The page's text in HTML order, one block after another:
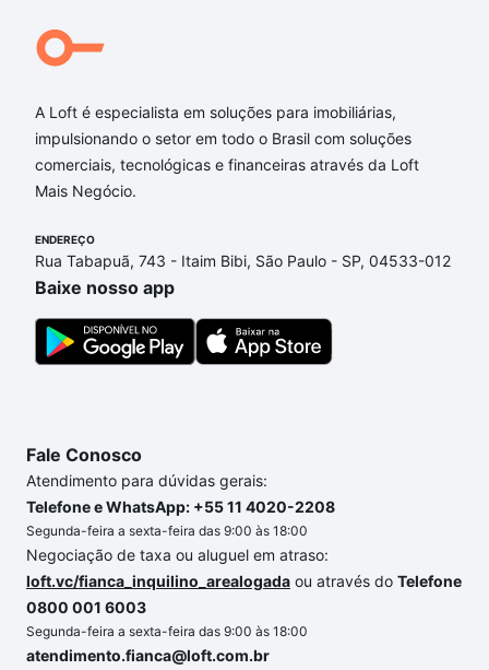
Vila São Jorge, Sorocaba, SP?
Imóveis com 1 suite à venda em Vila São Jorge,
Sorocaba, SP que custam a partir de R$ 0 e com
nossas opções de financiamento imobiliário as
parcelas podem se adequar ao seu orçamento. Se
processo de compra, veja em nosso portal
custa comprar um apartamento e conte com a
gente para comprar o imóvel dos seus sonhos com
segurança e conforto. Loft, com você até as
chaves.
A Loft é especialista em soluções para imobiliárias,
impulsionando o setor em todo o Brasil com soluções
comerciais, tecnológicas e financeiras através da Loft
Mais Negócio.
ENDEREÇO
Rua Tabapuã, 743 - Itaim Bibi, São Paulo - SP, 04533-012
Baixe nosso app
Fale Conosco
Atendimento para dúvidas gerais:
Telefone e WhatsApp: +55 11 4020-2208
Segunda-feira a sexta-feira das 9:00 às 18:00
Negociação de taxa ou aluguel em atraso:
loft.vc/fianca_inquilino_arealogada ou através do Telefone
0800 001 6003
Segunda-feira a sexta-feira das 9:00 às 18:00
atendimento.fianca@loft.com.br